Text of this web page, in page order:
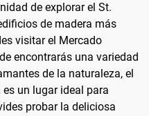
de explorar el St.
de madera más
visitar el Mercado
encontrarás una variedad
de la naturaleza, el
un lugar ideal para
probar la deliciosa